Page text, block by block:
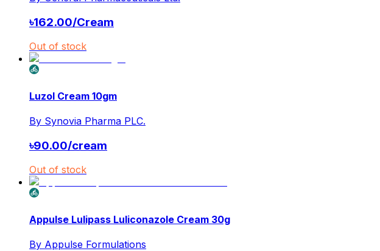
৳162.00/Cream
Out of stock
Luzol Cream 10gm
By Synovia Pharma PLC.
৳90.00/cream
Out of stock
Appulse Lulipass Luliconazole Cream 30g
By Appulse Formulations